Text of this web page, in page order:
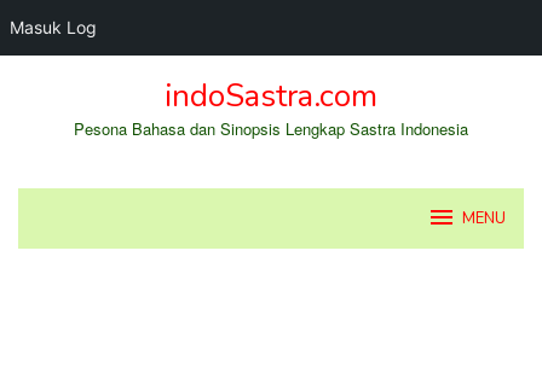
Masuk Log
indoSastra.com
Pesona Bahasa dan Sinopsis Lengkap Sastra Indonesia
MENU